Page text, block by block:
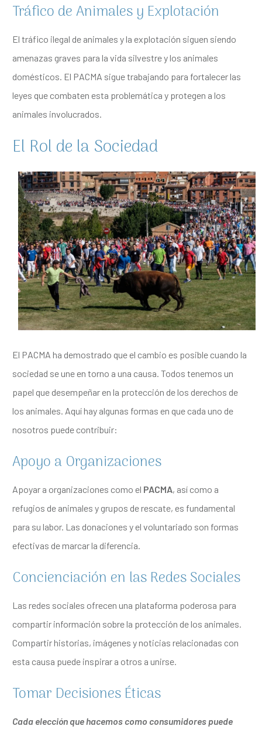
Tráfico de Animales y Explotación
El tráfico ilegal de animales y la explotación siguen siendo
amenazas graves para la vida silvestre y los animales
domésticos. El PACMA sigue trabajando para fortalecer las
leyes que combaten esta problemática y protegen a los
animales involucrados.
El Rol de la Sociedad
El PACMA ha demostrado que el cambio es posible cuando la
sociedad se une en torno a una causa. Todos tenemos un
papel que desempeñar en la protección de los derechos de
los animales. Aquí hay algunas formas en que cada uno de
nosotros puede contribuir:
Apoyo a Organizaciones
Apoyar a organizaciones como el PACMA, así como a
refugios de animales y grupos de rescate, es fundamental
para su labor. Las donaciones y el voluntariado son formas
efectivas de marcar la diferencia.
Concienciación en las Redes Sociales
Las redes sociales ofrecen una plataforma poderosa para
compartir información sobre la protección de los animales.
Compartir historias, imágenes y noticias relacionadas con
esta causa puede inspirar a otros a unirse.
Tomar Decisiones Éticas
Cada elección que hacemos como consumidores puede